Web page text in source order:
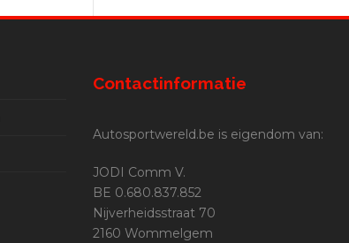
Contactinformatie
Autosportwereld.be is eigendom van:
JODI Comm V.
BE 0.680.837.852
Nijverheidsstraat 70
2160 Wommelgem